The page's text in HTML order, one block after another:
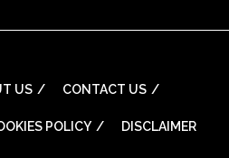
US CONTACT US
POLICY DISCLAIMER